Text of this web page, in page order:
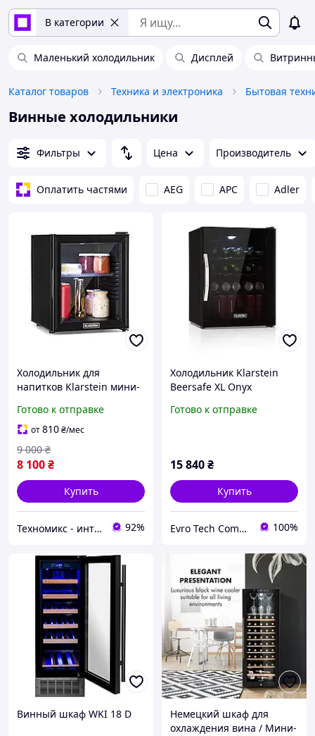
В категории
Маленький холодильник Дисплей
Каталог товаров Техника и электроника Бытовая
Винные холодильники
Фильтры Цена Производитель
Оплатить частями AEG APC Adler
Холодильник для
напитков Klarstein мини-
литра
Готово к отправке
от810₴/мес
8 100₴
9 000 ₴
Купить
Техномикс - интернет - магазин качественной техники, электроники и других товаров для дома и работы 92%
Холодильник Klarstein
Beersafe XL Onyx
Готово к отправке
15 840₴
Купить
Evro Tech Company 100%
Винный шкаф WKI 18 D Немецкий шкаф для
охлаждения вина / Мини-